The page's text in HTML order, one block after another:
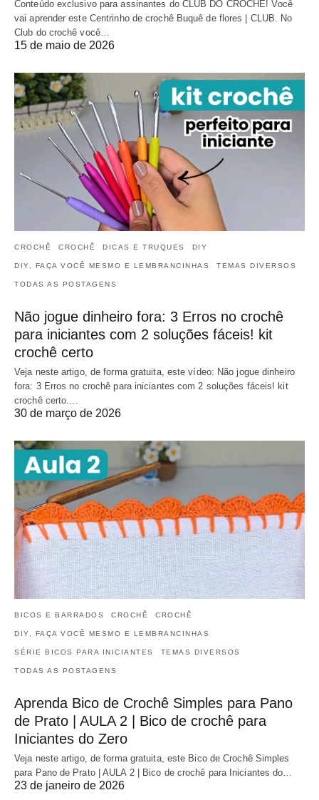
Conteúdo exclusivo para assinantes do CLUB DO CROCHÊ! Você
vai aprender este Centrinho de crochê Buquê de flores | CLUB. No
Club do crochê você…
15 de maio de 2026
CROCHÊ CROCHÊ DICAS E TRUQUES DIY
DIY, FAÇA VOCÊ MESMO E LEMBRANCINHAS TEMAS DIVERSOS
TODAS AS POSTAGENS
Não jogue dinheiro fora: 3 Erros no crochê
para iniciantes com 2 soluções fáceis! kit
crochê certo
Veja neste artigo, de forma gratuita, este vídeo: Não jogue dinheiro
fora: 3 Erros no crochê para iniciantes com 2 soluções fáceis! kit
crochê certo.…
30 de março de 2026
BICOS E BARRADOS CROCHÊ CROCHÊ
DIY, FAÇA VOCÊ MESMO E LEMBRANCINHAS
SÉRIE BICOS PARA INICIANTES TEMAS DIVERSOS
TODAS AS POSTAGENS
Aprenda Bico de Crochê Simples para Pano
de Prato | AULA 2 | Bico de crochê para
Iniciantes do Zero
Veja neste artigo, de forma gratuita, este Bico de Crochê Simples
para Pano de Prato | AULA 2 | Bico de crochê para Iniciantes do…
23 de janeiro de 2026